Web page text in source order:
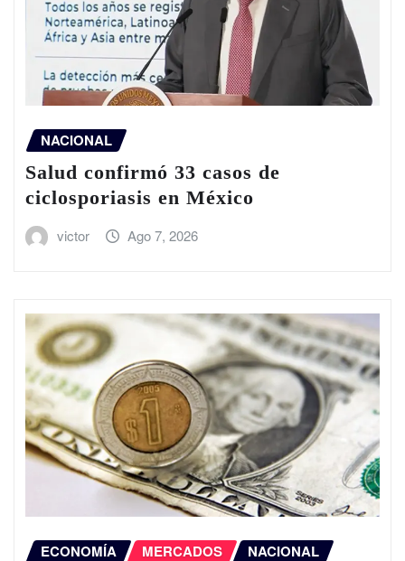
NACIONAL
Salud confirmó 33 casos de
ciclosporiasis en México
victor Ago 7, 2026
ECONOMÍA MERCADOS NACIONAL